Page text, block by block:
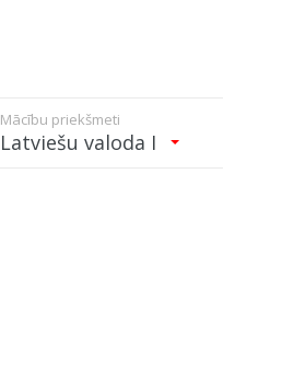
Mācību priekšmeti
Latviešu valoda I